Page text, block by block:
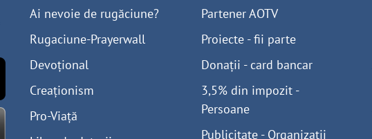
Ai nevoie de rugăciune?
Rugaciune-Prayerwall
Devoțional
Creaționism
Pro-Viață
Partener AOTV
Proiecte - fii parte
Donații - card bancar
3,5% din impozit -
Persoane
Publicitate - Organizații